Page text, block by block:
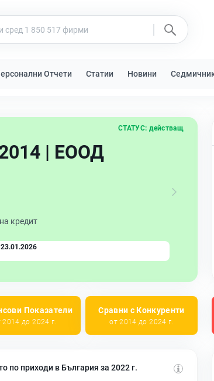
Отчети Статии Новини
| ЕООД
СТАТУС: действащ
кредит
23.01.2026
Показатели
2014 до 2024 г.
Сравни с Конкуренти
от 2014 до 2024 г.
по приходи в България за 2022 г.